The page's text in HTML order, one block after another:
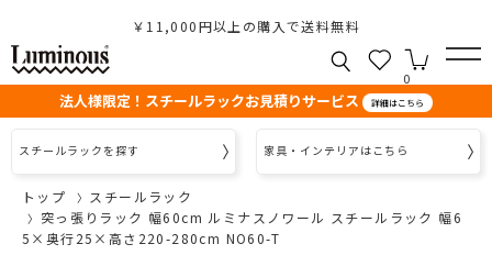
￥11,000円以上の購入で送料無料
0
法人様限定！スチールラックお見積りサービス 詳細はこちら
スチールラックを探す 家具・インテリアはこちら
トップ
スチールラック
突っ張りラック 幅60cm ルミナスノワール スチールラック 幅6
5×奥行25×高さ220-280cm NO60-T